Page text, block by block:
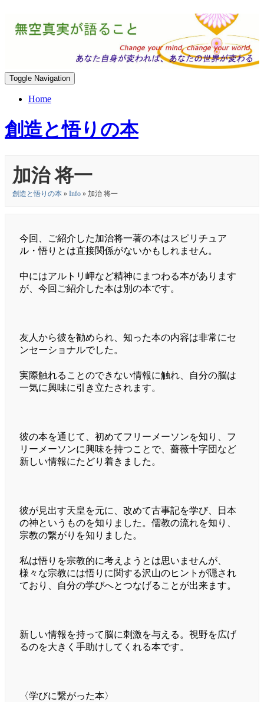
Toggle Navigation
Home
創造と悟りの本
加治 将一
創造と悟りの本 » Info » 加治 将一
今回、ご紹介した加治将一著の本はスピリチュア
ル・悟りとは直接関係がないかもしれません。
中にはアルトリ岬など精神にまつわる本があります
が、今回ご紹介した本は別の本です。
友人から彼を勧められ、知った本の内容は非常にセ
ンセーショナルでした。
実際触れることのできない情報に触れ、自分の脳は
一気に興味に引き立たされます。
彼の本を通じて、初めてフリーメーソンを知り、フ
リーメーソンに興味を持つことで、薔薇十字団など
新しい情報にたどり着きました。
彼が見出す天皇を元に、改めて古事記を学び、日本
の神というものを知りました。儒教の流れを知り、
宗教の繋がりを知りました。
私は悟りを宗教的に考えようとは思いませんが、
様々な宗教には悟りに関する沢山のヒントが隠され
ており、自分の学びへとつなげることが出来ます。
新しい情報を持って脳に刺激を与える。視野を広げ
るのを大きく手助けしてくれる本です。
〈学びに繋がった本〉